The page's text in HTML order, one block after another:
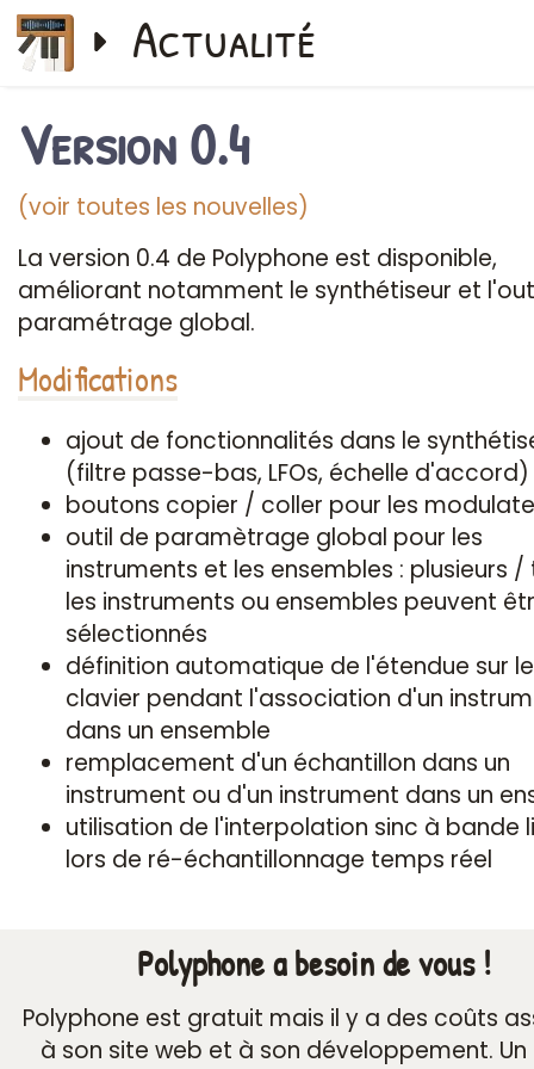
Actualité
Version 0.4
(voir toutes les nouvelles)
La version 0.4 de Polyphone est disponible,
améliorant notamment le synthétiseur et
paramétrage global.
Modifications
ajout de fonctionnalités dans le
(filtre passe-bas, LFOs, échelle d'accord)
boutons copier / coller pour les
outil de paramètrage global pour les
instruments et les ensembles : plusieurs /
les instruments ou ensembles peuvent
sélectionnés
définition automatique de l'étendue sur le
clavier pendant l'association d'un
dans un ensemble
remplacement d'un échantillon dans un
instrument ou d'un instrument dans un
utilisation de l'interpolation sinc à bande
lors de ré-échantillonnage temps réel
Polyphone a besoin de vous !
Polyphone est gratuit mais il y a des coûts
à son site web et à son développement.